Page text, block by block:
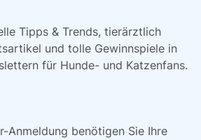
Tipps & Trends, tierärztlich
und tolle Gewinnspiele in
für Hunde- und Katzenfans.
Anmeldung benötigen Sie Ihre